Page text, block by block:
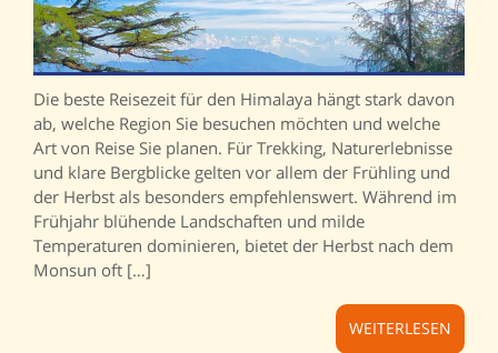
Die beste Reisezeit für den Himalaya hängt stark davon
ab, welche Region Sie besuchen möchten und welche
Art von Reise Sie planen. Für Trekking, Naturerlebnisse
und klare Bergblicke gelten vor allem der Frühling und
der Herbst als besonders empfehlenswert. Während im
Frühjahr blühende Landschaften und milde
Temperaturen dominieren, bietet der Herbst nach dem
Monsun oft […]
WEITERLESEN